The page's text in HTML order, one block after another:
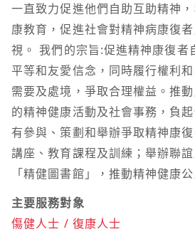
一直致力促進他們自助互助精神
康教育，促進社會對精神病康復
視。 我們的宗旨:促進精神康復者
平等和友愛信念，同時履行權利
需要及處境，爭取合理權益。推
的精神健康活動及社會事務，負
有參與、策劃和舉辦爭取精神康
講座、教育課程及訓練；舉辦聯
「精健圖書館」，推動精神健康
主要服務對象
傷健人士 / 復康人士